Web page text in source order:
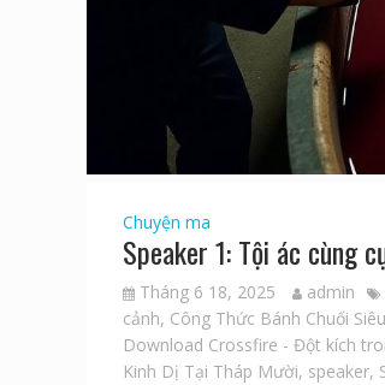
Chuyện ma
Speaker 1: Tội ác cùng
Tháng 6 18, 2025 admin
cảnh, Công Thức Bánh Chuối
Download Crossfire - Đột kích
Kinh Dị Tại Tháp Mười, speaker,